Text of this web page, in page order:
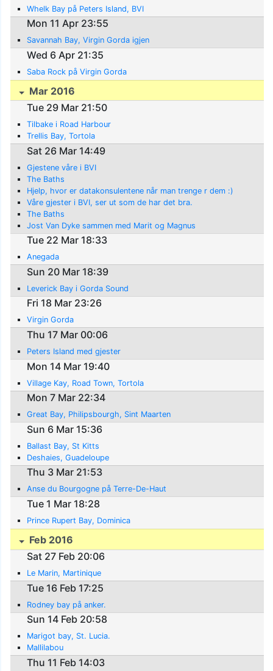
Whelk Bay på Peters Island, BVI
Mon 11 Apr 23:55
Savannah Bay, Virgin Gorda igjen
Wed 6 Apr 21:35
Saba Rock på Virgin Gorda
Mar 2016
Tue 29 Mar 21:50
Tilbake i Road Harbour
Trellis Bay, Tortola
Sat 26 Mar 14:49
Gjestene våre i BVI
The Baths
Hjelp, hvor er datakonsulentene når man trenge r dem :)
Våre gjester i BVI, ser ut som de har det bra.
The Baths
Jost Van Dyke sammen med Marit og Magnus
Tue 22 Mar 18:33
Anegada
Sun 20 Mar 18:39
Leverick Bay i Gorda Sound
Fri 18 Mar 23:26
Virgin Gorda
Thu 17 Mar 00:06
Peters Island med gjester
Mon 14 Mar 19:40
Village Kay, Road Town, Tortola
Mon 7 Mar 22:34
Great Bay, Philipsbourgh, Sint Maarten
Sun 6 Mar 15:36
Ballast Bay, St Kitts
Deshaies, Guadeloupe
Thu 3 Mar 21:53
Anse du Bourgogne på Terre-De-Haut
Tue 1 Mar 18:28
Prince Rupert Bay, Dominica
Feb 2016
Sat 27 Feb 20:06
Le Marin, Martinique
Tue 16 Feb 17:25
Rodney bay på anker.
Sun 14 Feb 20:58
Marigot bay, St. Lucia.
Mallilabou
Thu 11 Feb 14:03